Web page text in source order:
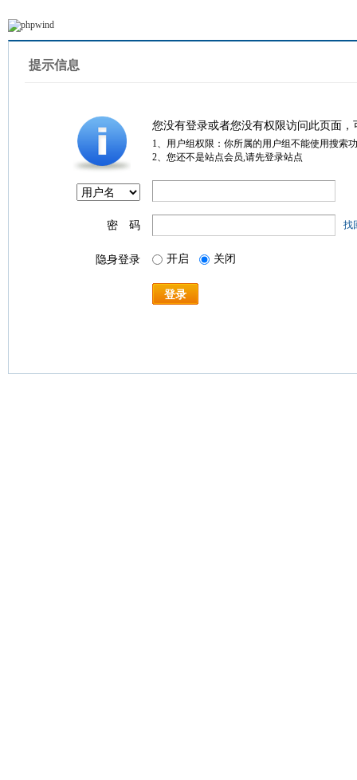
提示信息
您没有登录或者您没有权限访问此页面
1、用户组权限：你所属的用户组不能使用搜索
2、您还不是站点会员,请先登录站点
密 码 找
隐身登录 开启 关闭
登录